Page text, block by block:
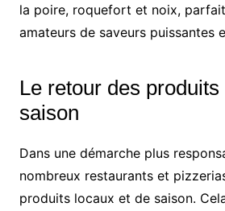
la poire, roquefort et noix,
amateurs de saveurs puissantes
Le retour des
saison
Dans une démarche plus
nombreux restaurants et
produits locaux et de saison.